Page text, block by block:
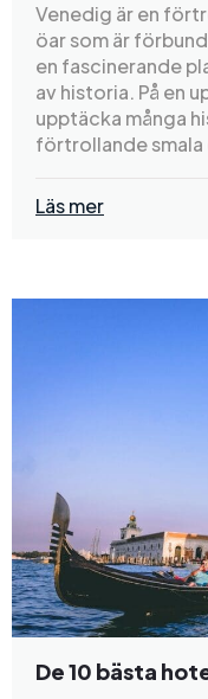
Venedig är en
öar som är
en fascinerande
av historia. På en
upptäcka många
förtrollande
Läs mer
De 10 bästa